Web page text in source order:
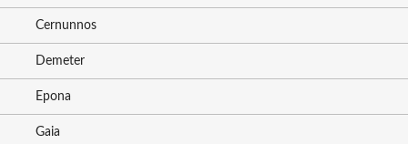
Cernunnos
Demeter
Epona
Gaia